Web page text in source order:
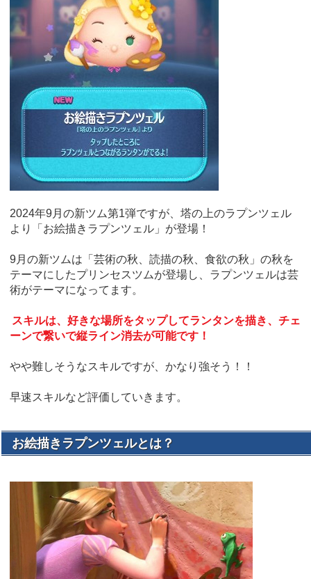
2024年9月の新ツム第1弾ですが、塔の上のラプンツェル
より「お絵描きラプンツェル」が登場！
9月の新ツムは「芸術の秋、読描の秋、食欲の秋」の秋を
テーマにしたプリンセスツムが登場し、ラプンツェルは芸
術がテーマになってます。
スキルは、好きな場所をタップしてランタンを描き、チェ
ーンで繋いで縦ライン消去が可能です！
やや難しそうなスキルですが、かなり強そう！！
早速スキルなど評価していきます。
お絵描きラプンツェルとは？